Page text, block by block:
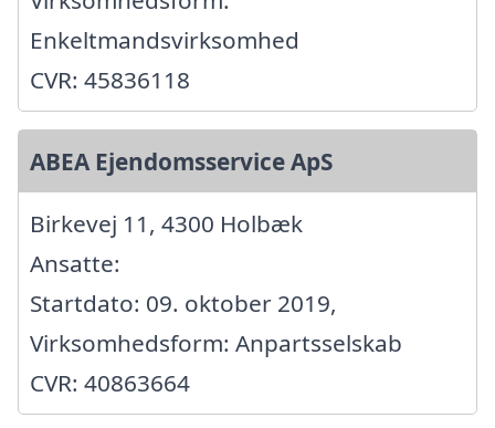
Enkeltmandsvirksomhed
CVR: 45836118
ABEA Ejendomsservice ApS
Birkevej 11, 4300 Holbæk
Ansatte:
Startdato: 09. oktober 2019,
Virksomhedsform: Anpartsselskab
CVR: 40863664